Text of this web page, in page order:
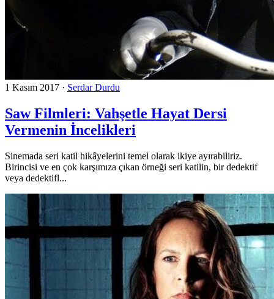
1 Kasım 2017 · Serdar Durdu
Saw Filmleri: Vahşetle Hayat Dersi
Vermenin İncelikleri
Sinemada seri katil hikâyelerini temel olarak ikiye ayırabiliriz.
Birincisi ve en çok karşımıza çıkan örneği seri katilin, bir dedektif
veya dedektifl...